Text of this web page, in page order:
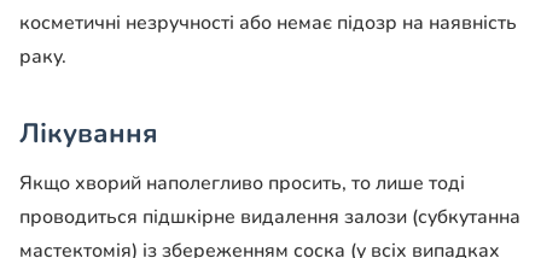
косметичні незручності або немає підозр на наявність
раку.
Лікування
Якщо хворий наполегливо просить, то лише тоді
проводиться підшкірне видалення залози (субкутанна
мастектомія) із збереженням соска (у всіх випадках